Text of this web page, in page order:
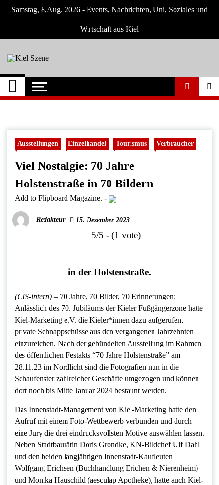
Skip
Samstag, 8,Aug. 2026 - Events, Nachrichten, Uni, Soziales und
Wirtschaft aus Kiel
Kiel Szene
Neuigkeiten und Nachrichten aus Kiel und
Umgebung
Ausstellungen Einzelhandel Tourismus Verbraucher
Viel Nostalgie: 70 Jahre
Holstenstraße in 70 Bildern
Add to Flipboard Magazine. -
Redakteur 15. Dezember 2023
5/5 - (1 vote)
in der Holstenstraße.
(CIS-intern) – 70 Jahre, 70 Bilder, 70 Erinnerungen:
Anlässlich des 70. Jubiläums der Kieler Fußgängerzone hatte
Kiel-Marketing e.V. die Kieler*innen dazu aufgerufen,
private Schnappschüsse aus den vergangenen Jahrzehnten
einzureichen. Nach der gebündelten Ausstellung im Rahmen
des öffentlichen Festakts “70 Jahre Holstenstraße” am
28.11.23 im Nordlicht sind die Fotografien nun in die
Schaufenster zahlreicher Geschäfte umgezogen und können
dort noch bis Mitte Januar 2024 bestaunt werden.
Das Innenstadt-Management von Kiel-Marketing hatte den
Aufruf mit einem Foto-Wettbewerb verbunden und durch
eine Jury die drei eindrucksvollsten Motive auswählen lassen.
Neben Stadtbaurätin Doris Grondke, KN-Bildchef Ulf Dahl
und den beiden langjährigen Innenstadt-Kaufleuten
Wolfgang Erichsen (Buchhandlung Erichen & Nierenheim)
und Monika Hauschild (aesculap Apotheke), hatte auch Kiel-